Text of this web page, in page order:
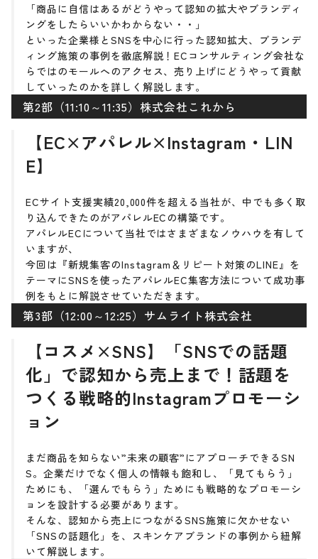
「商品に自信はあるがどうやって認知の拡大やブランディ
ングをしたらいいかわからない・・」
といった企業様とSNSを中心に行った認知拡大、ブランデ
ィング施策の事例を徹底解説！ECコンサルティング会社な
らではのモールへのアクセス、売り上げにどうやって貢献
していったのかを詳しく解説します。
第2部（11:10～11:35）株式会社これから
【EC×アパレル×Instagram・LIN
E】
ECサイト支援実績20,000件を超える当社が、中でも多く取
り込んできたのがアパレルECの構築です。
アパレルECについて当社ではさまざまなノウハウを有して
いますが、
今回は『新規集客のInstagram＆リピート対策のLINE』を
テーマにSNSを使ったアパレルEC集客方法について成功事
例をもとに解説させていただきます。
第3部（12:00～12:25）サムライト株式会社
【コスメ×SNS】「SNSでの話題
化」で認知から売上まで！話題を
つくる戦略的Instagramプロモーシ
ョン
まだ商品を知らない”未来の顧客”にアプローチできるSN
S。企業だけでなく個人の情報も飽和し、「見てもらう」
ためにも、「選んでもらう」ためにも戦略的なプロモーシ
ョンを設計する必要があります。
そんな、認知から売上につながるSNS施策に欠かせない
「SNSの話題化」を、スキンケアブランドの事例から紐解
いて解説します。